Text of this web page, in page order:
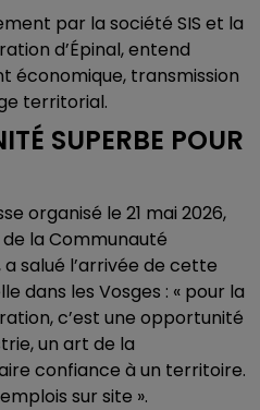
par la société SIS et la
d’Épinal, entend
économique, transmission
territorial.
SUPERBE POUR
organisé le 21 mai 2026,
la Communauté
a salué l’arrivée de cette
dans les Vosges : « pour la
c’est une opportunité
un art de la
confiance à un territoire.
sur site ».